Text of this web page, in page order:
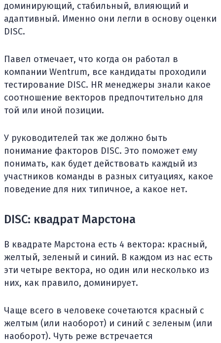
доминирующий, стабильный, влияющий и
адаптивный. Именно они легли в основу оценки
DISC.
Павел отмечает, что когда он работал в
компании Wentrum, все кандидаты проходили
тестирование DISC. HR менеджеры знали какое
соотношение векторов предпочтительно для
той или иной позиции.
У руководителей так же должно быть
понимание факторов DISC. Это поможет ему
понимать, как будет действовать каждый из
участников команды в разных ситуациях, какое
поведение для них типичное, а какое нет.
DISC: квадрат Марстона
В квадрате Марстона есть 4 вектора: красный,
желтый, зеленый и синий. В каждом из нас есть
эти четыре вектора, но один или несколько из
них, как правило, доминирует.
Чаще всего в человеке сочетаются красный с
желтым (или наоборот) и синий с зеленым (или
наоборот). Чуть реже встречается